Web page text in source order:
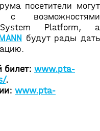
посетители могут
с возможностями
System Platform, а
будут рады дать
билет: www.pta-
.
www.pta-